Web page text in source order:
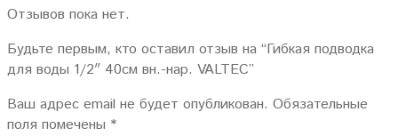
Отзывов пока нет.
Будьте первым, кто оставил отзыв на “Гибкая подводка
для воды 1/2″ 40см вн.-нар. VALTEC”
Ваш адрес email не будет опубликован. Обязательные
поля помечены *